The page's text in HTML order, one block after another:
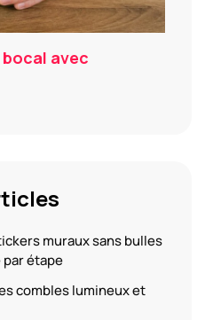
avec
muraux sans bulles
par étape
combles lumineux et